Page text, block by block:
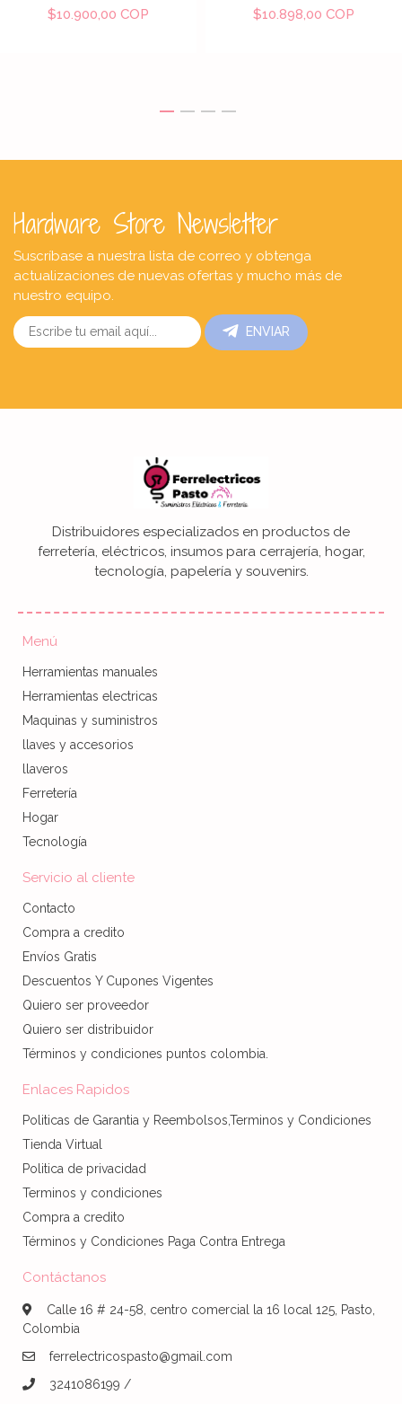
$10.900,00 COP $10.898,00 COP
Hardware Store Newsletter
Suscríbase a nuestra lista de correo y obtenga
actualizaciones de nuevas ofertas y mucho más de
nuestro equipo.
ENVIAR
Distribuidores especializados en productos de
ferretería, eléctricos, insumos para cerrajería, hogar,
tecnología, papelería y souvenirs.
Menú
Herramientas manuales
Herramientas electricas
Maquinas y suministros
llaves y accesorios
llaveros
Ferretería
Hogar
Tecnología
Servicio al cliente
Contacto
Compra a credito
Envíos Gratis
Descuentos Y Cupones Vigentes
Quiero ser proveedor
Quiero ser distribuidor
Términos y condiciones puntos colombia.
Enlaces Rapidos
Politicas de Garantia y Reembolsos,Terminos y Condiciones
Tienda Virtual
Politica de privacidad
Terminos y condiciones
Compra a credito
Términos y Condiciones Paga Contra Entrega
Contáctanos
Calle 16 # 24-58, centro comercial la 16 local 125, Pasto,
Colombia
ferrelectricospasto@gmail.com
3241086199 /